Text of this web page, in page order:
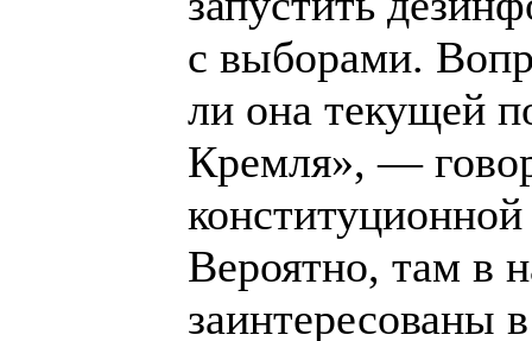
с выборами.
ли она текущей
Кремля», —
Вероятно, там в
заинтересованы